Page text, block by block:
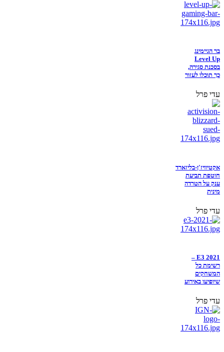
בר הגיימינג
Level Up
בסכנת סגירה,
כך תוכלו לעזור
עדי פרל
אקטיוויז'ן-בליזארד
חוטפת תביעת
ענק על הטרדה
מינית
עדי פרל
E3 2021 –
רשימת כל
המשחקים
שיופיעו באירוע
עדי פרל